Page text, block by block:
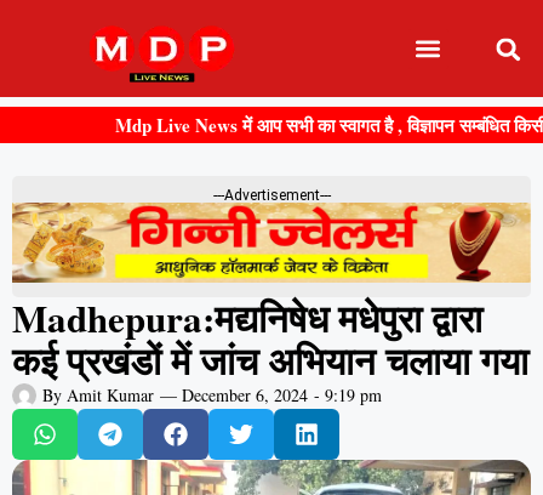
Mdp Live News में आप सभी का स्वागत है , विज्ञापन सम्बंधित किसी
---Advertisement---
Madhepura:मद्यनिषेध मधेपुरा द्वारा
कई प्रखंडों में जांच अभियान चलाया गया
By Amit Kumar — December 6, 2024 - 9:19 pm